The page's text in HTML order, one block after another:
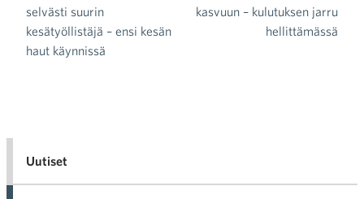
Artikkelien selaus
selvästi suurin
kesätyöllistäjä – ensi kesän
haut käynnissä
kasvuun – kulutuksen jarru
hellittämässä
Uutiset